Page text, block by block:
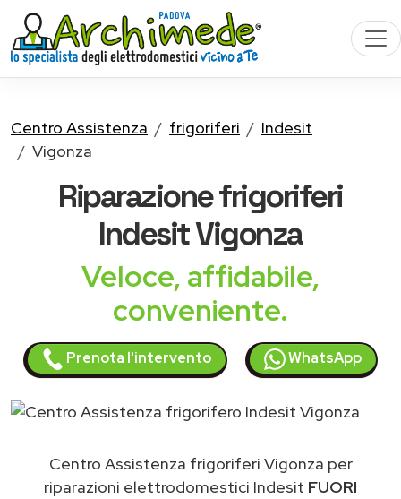
Centro Assistenza frigoriferi
Indesit
Vigonza
Riparazionefrigoriferi
IndesitVigonza
Veloce, affidabile,
conveniente.
Prenota l'intervento WhatsApp
Centro Assistenza frigoriferi Vigonza per
riparazioni elettrodomestici Indesit FUORI